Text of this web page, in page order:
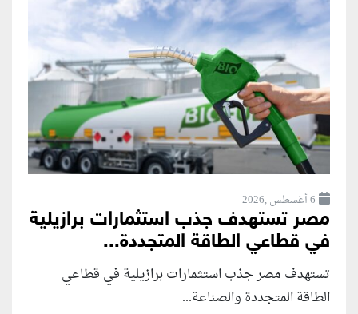
6 أغسطس ,2026
مصر تستهدف جذب استثمارات برازيلية
في قطاعي الطاقة المتجددة...
تستهدف مصر جذب استثمارات برازيلية في قطاعي
الطاقة المتجددة والصناعة...